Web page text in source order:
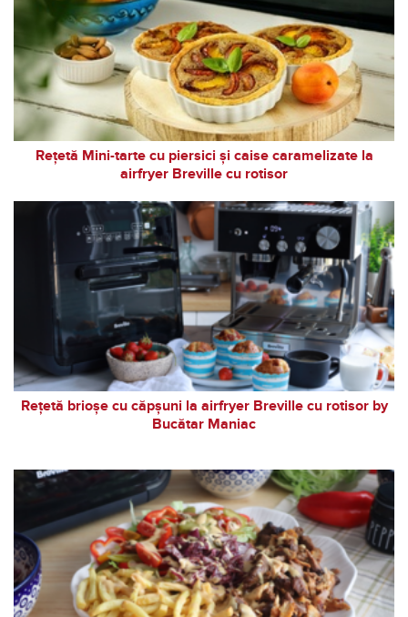
Rețetă Mini-tarte cu piersici și caise caramelizate la
airfryer Breville cu rotisor
Rețetă brioșe cu căpșuni la airfryer Breville cu rotisor by
Bucătar Maniac